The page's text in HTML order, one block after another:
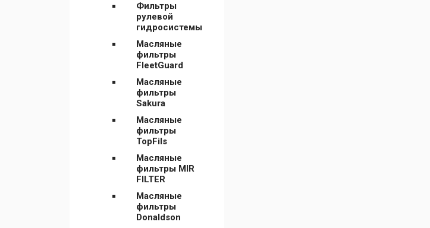
Фильтры
рулевой
гидросистемы
Масляные
фильтры
FleetGuard
Масляные
фильтры
Sakura
Масляные
фильтры
TopFils
Масляные
фильтры MIR
FILTER
Масляные
фильтры
Donaldson